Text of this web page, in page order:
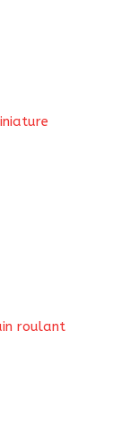
roulant